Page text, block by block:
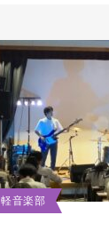
軽音楽部